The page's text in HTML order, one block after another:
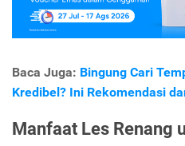
Baca Juga: Bingung Cari
Kredibel? Ini Rekomendasi
Manfaat Les Renang